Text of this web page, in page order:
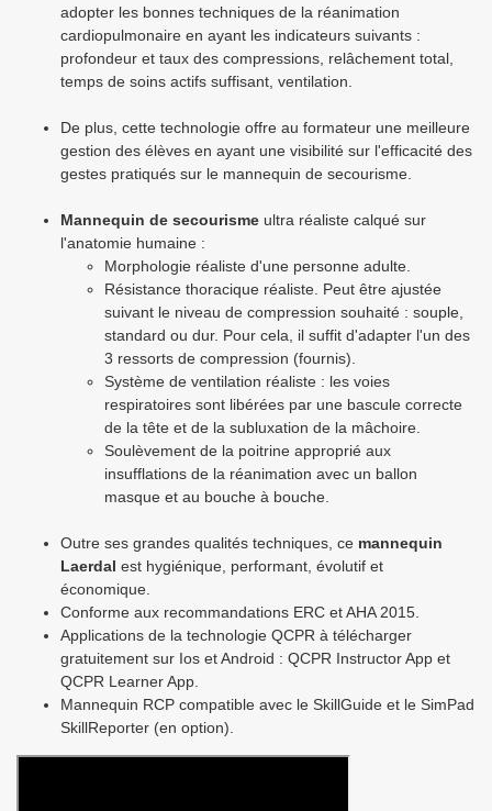
adopter les bonnes techniques de la réanimation
cardiopulmonaire en ayant les indicateurs suivants :
profondeur et taux des compressions, relâchement total,
temps de soins actifs suffisant, ventilation.
De plus, cette technologie offre au formateur une meilleure
gestion des élèves en ayant une visibilité sur l'efficacité des
gestes pratiqués sur le mannequin de secourisme.
Mannequin de secourisme ultra réaliste calqué sur
l'anatomie humaine :
Morphologie réaliste d'une personne adulte.
Résistance thoracique réaliste. Peut être ajustée
suivant le niveau de compression souhaité : souple,
standard ou dur. Pour cela, il suffit d'adapter l'un des
3 ressorts de compression (fournis).
Système de ventilation réaliste : les voies
respiratoires sont libérées par une bascule correcte
de la tête et de la subluxation de la mâchoire.
Soulèvement de la poitrine approprié aux
insufflations de la réanimation avec un ballon
masque et au bouche à bouche.
Outre ses grandes qualités techniques, ce mannequin
Laerdal est hygiénique, performant, évolutif et
économique.
Conforme aux recommandations ERC et AHA 2015.
Applications de la technologie QCPR à télécharger
gratuitement sur Ios et Android : QCPR Instructor App et
QCPR Learner App.
Mannequin RCP compatible avec le SkillGuide et le SimPad
SkillReporter (en option).